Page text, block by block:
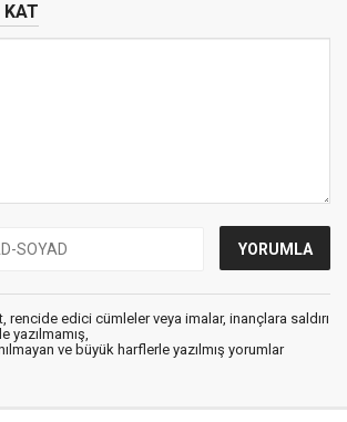
KAT
rencide edici cümleler veya imalar, inançlara saldırı
yazılmamış,
ve büyük harflerle yazılmış yorumlar